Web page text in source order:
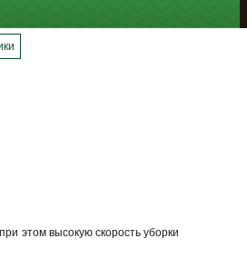
этом высокую скорость уборки